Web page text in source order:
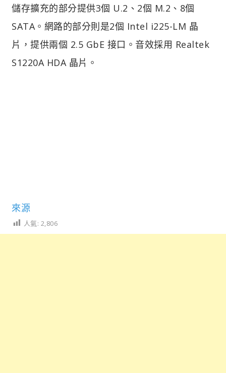
儲存擴充的部分提供3個 U.2、2個 M.2、8個
SATA。網路的部分則是2個 Intel i225-LM 晶
片，提供兩個 2.5 GbE 接口。音效採用 Realtek
S1220A HDA 晶片。
來源
人氣: 2,806